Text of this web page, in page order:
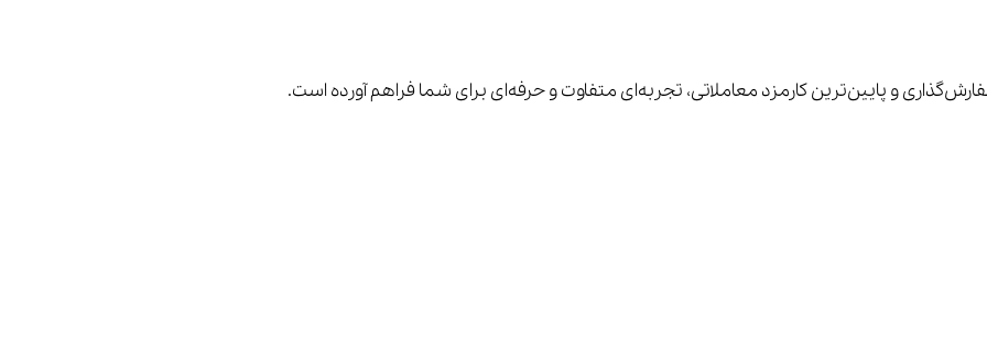
و پایین‌ترین کارمزد معاملاتی، تجربه‌ای متفاوت و حرفه‌ای برای شما فراهم آورده است.